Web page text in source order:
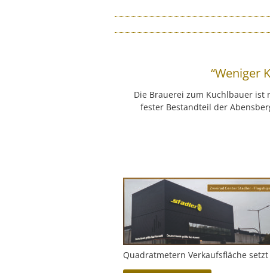
“Weniger
Die Brauerei zum Kuchlbauer
fester Bestandteil der
Quadratmetern Verkaufsfläche